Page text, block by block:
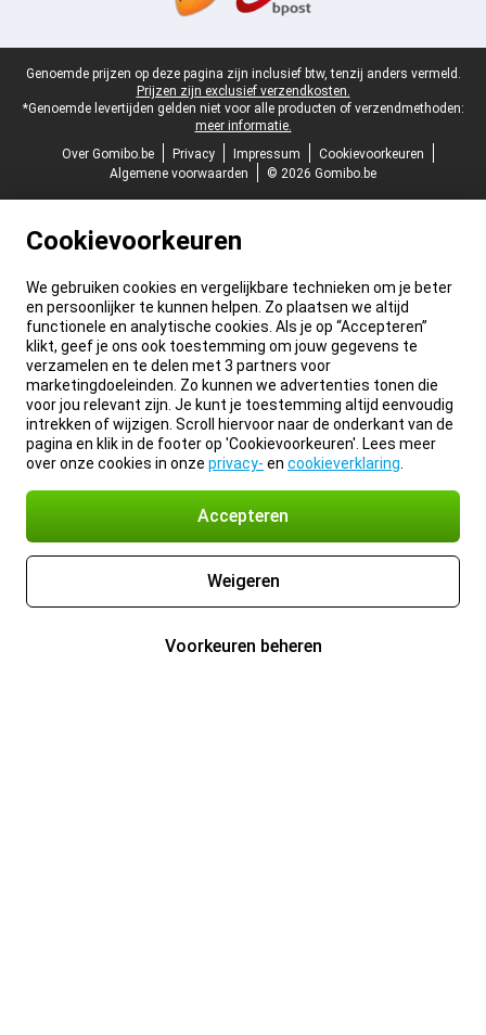
Juridische voettekst
Genoemde prijzen op deze pagina zijn inclusief btw, tenzij anders vermeld.
Prijzen zijn exclusief verzendkosten.
*Genoemde levertijden gelden niet voor alle producten of verzendmethoden:
meer informatie.
Over Gomibo.be
Privacy Impressum
Cookievoorkeuren
Algemene voorwaarden
© 2026 Gomibo.be
Cookievoorkeuren
We gebruiken cookies en vergelijkbare technieken om je beter
en persoonlijker te kunnen helpen. Zo plaatsen we altijd
functionele en analytische cookies. Als je op “Accepteren”
klikt, geef je ons ook toestemming om jouw gegevens te
verzamelen en te delen met 3 partners voor
marketingdoeleinden. Zo kunnen we advertenties tonen die
voor jou relevant zijn. Je kunt je toestemming altijd eenvoudig
intrekken of wijzigen. Scroll hiervoor naar de onderkant van de
pagina en klik in de footer op 'Cookievoorkeuren'. Lees meer
over onze cookies in onze privacy- en cookieverklaring
Accepteren
Weigeren
Voorkeuren beheren